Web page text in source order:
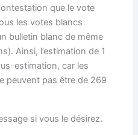
que le vote
les votes blancs
bulletin blanc de même
Ainsi, l’estimation de 1
estimation, car les
peuvent pas être de 269
si vous le désirez.